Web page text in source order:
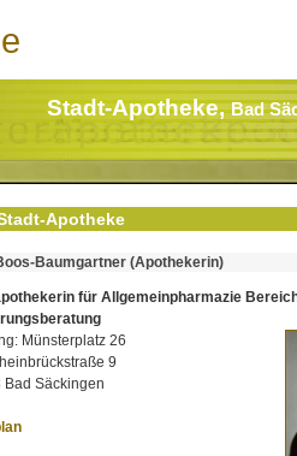
Stadt-Apotheke,Bad
Apotheke
Baumgartner (Apothekerin)
für Allgemeinpharmazie
Münsterplatz 26
9
Bad Säckingen